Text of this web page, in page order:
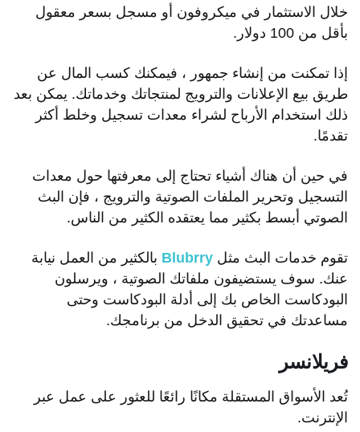
خلال الاستثمار في ميكروفون أو مسجل بسعر معقول
بأقل من 100 دولار.
إذا تمكنت من إنشاء جمهور ، فيمكنك كسب المال عن
طريق بيع الإعلانات والترويج لمنتجاتك وخدماتك. يمكن بعد
ذلك استخدام الأرباح لشراء معدات تسجيل وخلط أكثر
تقدمًا.
في حين أن هناك أشياء تحتاج إلى معرفتها حول معدات
التسجيل وتحرير الملفات الصوتية والترويج ، فإن البث
الصوتي أبسط بكثير مما يعتقده الكثير من الناس.
تقوم خدمات البث مثلBlubrry بالكثير من العمل نيابة
عنك. سوف يستضيفون ملفاتك الصوتية ، ويرسلون
البودكاست الخاص بك إلى أدلة البودكاست وحتى
مساعدتك في تحقيق الدخل من برنامجك.
فريلانسر
تُعد الأسواق المستقلة مكانًا رائعًا للعثور على عمل عبر
الإنترنت.